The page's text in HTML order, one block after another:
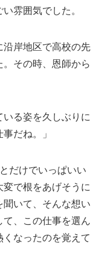
雰囲気でした。
沿岸地区で高校の先
その時、恩師から
いる姿を久しぶりに
だね。」
だけでいっぱいい
で根をあげそうに
いて、そんな想い
、この仕事を選ん
なったのを覚えて